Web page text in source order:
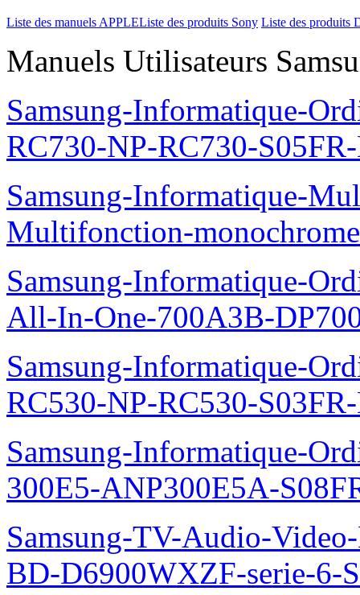
Liste des manuels APPLEListe des produits Sony Liste des produits
Manuels Utilisateurs
Samsung-Informatique-
RC730-NP-RC730-
Samsung-Informatique-
Multifonction-
Samsung-Informatique-
All-In-One-700A3B-
Samsung-Informatique-
RC530-NP-RC530-
Samsung-Informatique-
300E5-ANP300E5A-
Samsung-TV-Audio-
BD-D6900WXZF-serie-6-